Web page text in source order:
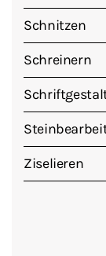
Schnitzen
Schreinern
Ziselieren